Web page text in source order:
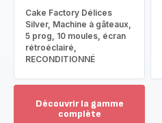
Cake Factory Délices
Silver, Machine à gâteaux,
5 prog, 10 moules, écran
rétroéclairé,
RECONDITIONNÉ
Découvrir la gamme
complète